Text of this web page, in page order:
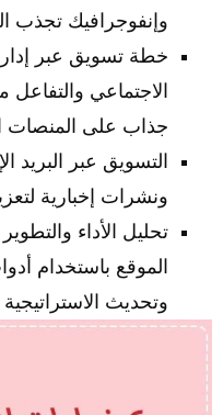
وإنفوجرافيك تجذب
خطة تسويق عبر
الاجتماعي
جذاب على المنصات
التسويق عبر
ونشرات إخبارية
تحليل الأداء
وتحديث الاستراتيجية